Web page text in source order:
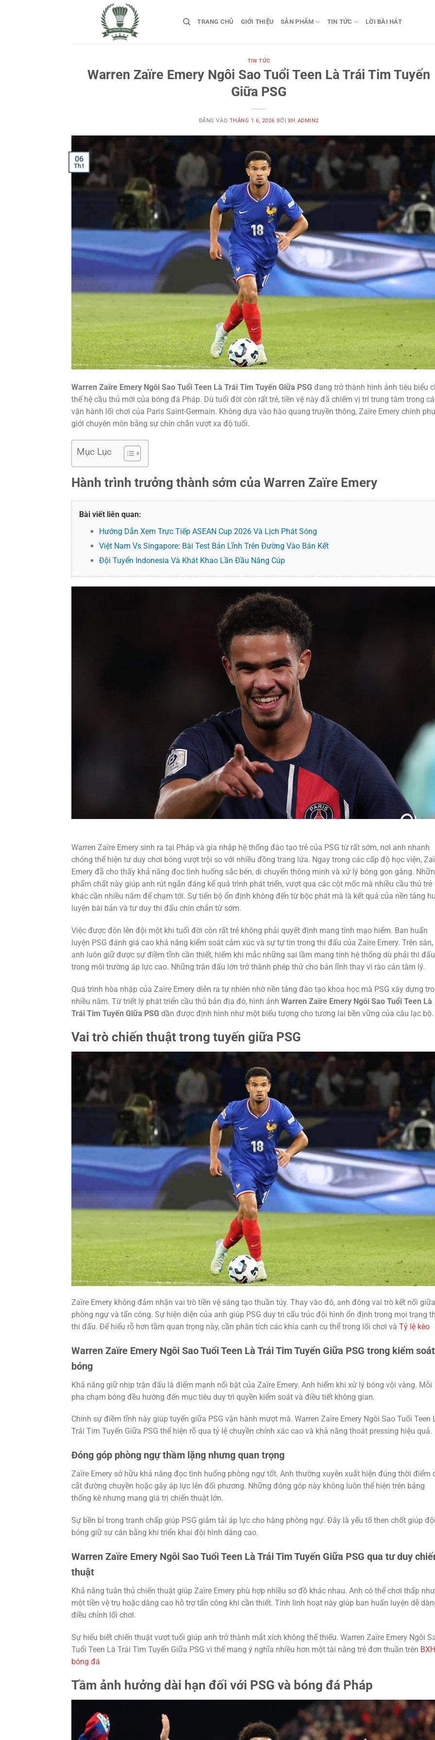
TRANG CHỦ GIỚI THIỆU SẢN PHẨM TIN TỨC LỜI BÀI HÁT
TIN TỨC
Warren Zaïre Emery Ngôi Sao Tuổi Teen Là Trái Tim Tuyến
Giữa PSG
ĐĂNG VÀO THÁNG 1 6, 2026 BỞI XH ADMIN2
06
Th1
Warren Zaïre Emery Ngôi Sao Tuổi Teen Là Trái Tim Tuyến Giữa PSG đang trở thành hình ảnh tiêu biểu
thế hệ cầu thủ mới của bóng đá Pháp. Dù tuổi đời còn rất trẻ, tiền vệ này đã chiếm vị trí trung tâm trong
vận hành lối chơi của Paris Saint-Germain. Không dựa vào hào quang truyền thông, Zaïre Emery chinh
giới chuyên môn bằng sự chín chắn vượt xa độ tuổi.
Mục Lục
Hành trình trưởng thành sớm của Warren Zaïre Emery
Bài viết liên quan:
Hướng Dẫn Xem Trực Tiếp ASEAN Cup 2026 Và Lịch Phát Sóng
Việt Nam Vs Singapore: Bài Test Bản Lĩnh Trên Đường Vào Bán Kết
Đội Tuyển Indonesia Và Khát Khao Lần Đầu Nâng Cúp
Warren Zaïre Emery sinh ra tại Pháp và gia nhập hệ thống đào tạo trẻ của PSG từ rất sớm, nơi anh nhanh
chóng thể hiện tư duy chơi bóng vượt trội so với nhiều đồng trang lứa. Ngay trong các cấp độ học viện,
Emery đã cho thấy khả năng đọc tình huống sắc bén, di chuyển thông minh và xử lý bóng gọn gàng.
phẩm chất này giúp anh rút ngắn đáng kể quá trình phát triển, vượt qua các cột mốc mà nhiều cầu thủ trẻ
khác cần nhiều năm để chạm tới. Sự tiến bộ ổn định không đến từ bộc phát mà là kết quả của nền tảng
luyện bài bản và tư duy thi đấu chín chắn từ sớm.
Việc được đôn lên đội một khi tuổi đời còn rất trẻ không phải quyết định mang tính mạo hiểm. Ban huấn
luyện PSG đánh giá cao khả năng kiểm soát cảm xúc và sự tự tin trong thi đấu của Zaïre Emery. Trên sân,
anh luôn giữ được sự điềm tĩnh cần thiết, hiếm khi mắc những sai lầm mang tính hệ thống dù phải thi đấu
trong môi trường áp lực cao. Những trận đấu lớn trở thành phép thử cho bản lĩnh thay vì rào cản tâm lý.
Quá trình hòa nhập của Zaïre Emery diễn ra tự nhiên nhờ nền tảng đào tạo khoa học mà PSG xây dựng
nhiều năm. Từ triết lý phát triển cầu thủ bản địa đó, hình ảnh Warren Zaïre Emery Ngôi Sao Tuổi Teen Là
Trái Tim Tuyến Giữa PSG dần được định hình như một biểu tượng cho tương lai bền vững của câu lạc bộ.
Vai trò chiến thuật trong tuyến giữa PSG
Zaïre Emery không đảm nhận vai trò tiền vệ sáng tạo thuần túy. Thay vào đó, anh đóng vai trò kết nối giữa
phòng ngự và tấn công. Sự hiện diện của anh giúp PSG duy trì cấu trúc đội hình ổn định trong mọi trạng
thi đấu. Để hiểu rõ hơn tầm quan trọng này, cần phân tích các khía cạnh cụ thể trong lối chơi và Tỷ lệ kèo
Warren Zaïre Emery Ngôi Sao Tuổi Teen Là Trái Tim Tuyến Giữa PSG trong kiểm soát
bóng
Khả năng giữ nhịp trận đấu là điểm mạnh nổi bật của Zaïre Emery. Anh hiếm khi xử lý bóng vội vàng. Mỗi
pha chạm bóng đều hướng đến mục tiêu duy trì quyền kiểm soát và điều tiết không gian.
Chính sự điềm tĩnh này giúp tuyến giữa PSG vận hành mượt mà. Warren Zaïre Emery Ngôi Sao Tuổi Teen
Trái Tim Tuyến Giữa PSG thể hiện rõ qua tỷ lệ chuyền chính xác cao và khả năng thoát pressing hiệu quả.
Đóng góp phòng ngự thầm lặng nhưng quan trọng
Zaïre Emery sở hữu khả năng đọc tình huống phòng ngự tốt. Anh thường xuyên xuất hiện đúng thời điểm
cắt đường chuyền hoặc gây áp lực lên đối phương. Những đóng góp này không luôn thể hiện trên bảng
thống kê nhưng mang giá trị chiến thuật lớn.
Sự bền bỉ trong tranh chấp giúp PSG giảm tải áp lực cho hàng phòng ngự. Đây là yếu tố then chốt giúp
bóng giữ sự cân bằng khi triển khai đội hình dâng cao.
Warren Zaïre Emery Ngôi Sao Tuổi Teen Là Trái Tim Tuyến Giữa PSG qua tư duy
thuật
Khả năng tuân thủ chiến thuật giúp Zaïre Emery phù hợp nhiều sơ đồ khác nhau. Anh có thể chơi thấp như
một tiền vệ trụ hoặc dâng cao hỗ trợ tấn công khi cần thiết. Tính linh hoạt này giúp ban huấn luyện dễ
điều chỉnh lối chơi.
Sự hiểu biết chiến thuật vượt tuổi giúp anh trở thành mắt xích không thể thiếu. Warren Zaïre Emery Ngôi
Tuổi Teen Là Trái Tim Tuyến Giữa PSG vì thế mang ý nghĩa nhiều hơn một tài năng trẻ đơn thuần trên BXH
bóng đá
Tầm ảnh hưởng dài hạn đối với PSG và bóng đá Pháp